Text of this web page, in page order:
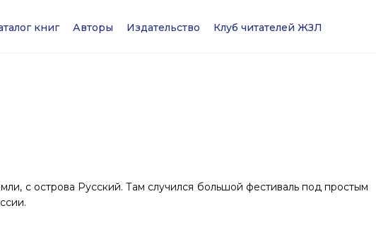
книг Авторы Издательство Клуб читателей ЖЗЛ
с острова Русский. Там случился большой фестиваль под простым